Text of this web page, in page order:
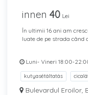
innen 40 Lei
În ultimii 16 ani am
luate de pe strada când
Luni- Vineri 18:00-
kutyasétáltatás
Bulevardul Eroilor,